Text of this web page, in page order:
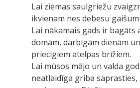
Lai ziemas saulgriežu
ikvienam nes debesu
Lai nākamais gads ir bagāts
domām, darbīgām dienām un
priecīgiem atelpas brīžiem.
Lai mūsos mājo un valda
neatlaidīga griba saprasties,